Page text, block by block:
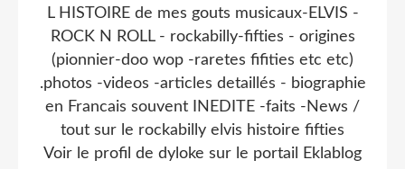
L HISTOIRE de mes gouts musicaux-ELVIS -
ROCK N ROLL - rockabilly-fifties - origines
(pionnier-doo wop -raretes fifities etc etc)
.photos -videos -articles detaillés - biographie
en Francais souvent INEDITE -faits -News /
tout sur le rockabilly elvis histoire fifties
Voir le profil de dyloke sur le portail Eklablog